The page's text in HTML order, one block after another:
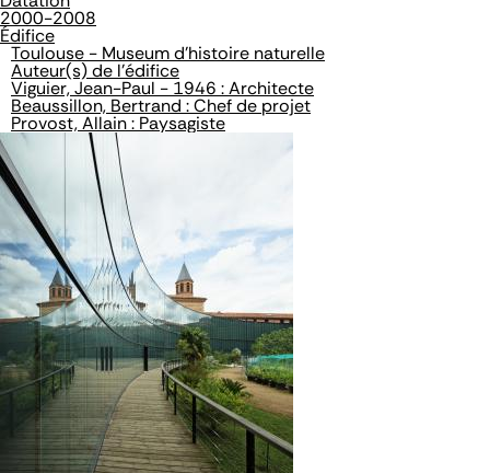
2000-2008
Édifice
Toulouse - Museum d'histoire naturelle
Auteur(s) de l'édifice
Viguier, Jean-Paul - 1946 : Architecte
Beaussillon, Bertrand : Chef de projet
Provost, Allain : Paysagiste